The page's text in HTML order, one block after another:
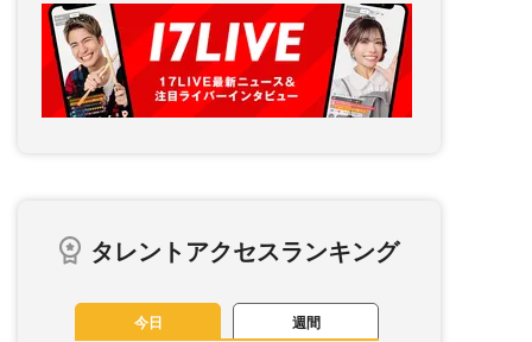
タレントアクセスランキング
今日 週間